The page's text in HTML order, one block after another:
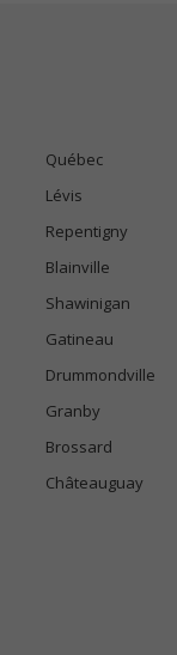
Québec
Lévis
Repentigny
Blainville
Shawinigan
Gatineau
Drummondville
Granby
Brossard
Châteauguay